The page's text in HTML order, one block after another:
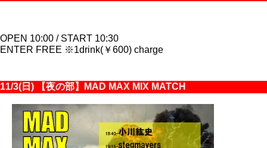
OPEN 10:00 / START 10:30
ENTER FREE ※1drink(￥600) charge
11/3(日) 【夜の部】MAD MAX MIX MATCH